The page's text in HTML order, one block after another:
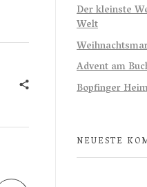
Der kleinste
Welt
Advent am
Bopfinger
NEUESTE